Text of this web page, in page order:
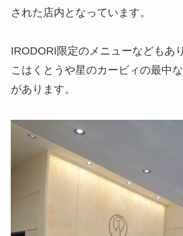
された店内となっています。
IRODORI限定のメニューなどもあ
こはくとうや星のカービィの最中
があります。